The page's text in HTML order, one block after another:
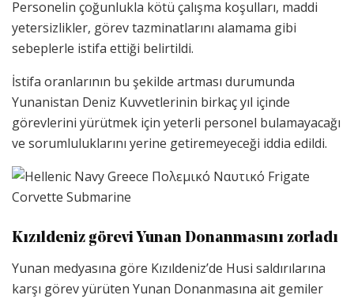
Personelin çoğunlukla kötü çalışma koşulları, maddi
yetersizlikler, görev tazminatlarını alamama gibi
sebeplerle istifa ettiği belirtildi.
İstifa oranlarının bu şekilde artması durumunda
Yunanistan Deniz Kuvvetlerinin birkaç yıl içinde
görevlerini yürütmek için yeterli personel bulamayacağı
ve sorumluluklarını yerine getiremeyeceği iddia edildi.
Kızıldeniz görevi Yunan Donanmasını zorladı
Yunan medyasına göre Kızıldeniz’de Husi saldırılarına
karşı görev yürüten Yunan Donanmasına ait gemiler